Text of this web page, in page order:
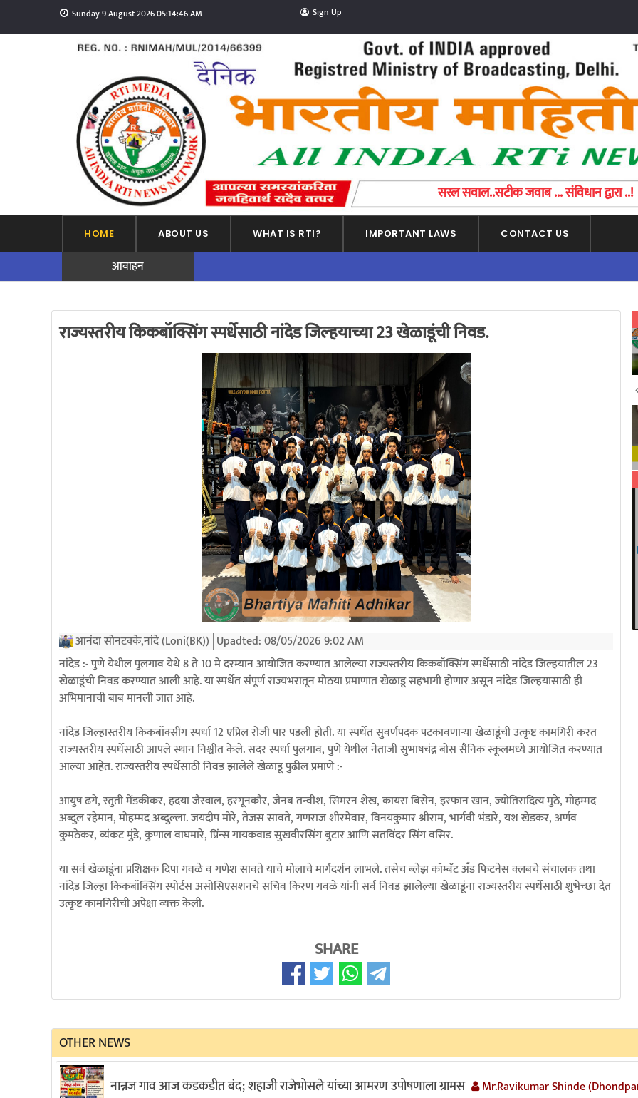
Sunday 9 August 2026 05:14:47 AM Sign Up
सरल सवाल..सटीक जवाब ... संविधान द्वारा ..!
HOME ABOUT US WHAT IS RTI? IMPORTANT LAWS CONTACT US
आवाहन
राज्यस्तरीय किकबॉक्सिंग स्पर्धेसाठी नांदेड जिल्हयाच्या 23 खेळाडूंची निवड.
आनंदा सोनटक्के,नांदे (Loni(BK)) Upadted:08/05/2026 9:02 AM
नांदेड :- पुणे येथील पुलगाव येथे 8 ते 10 मे दरम्यान आयोजित करण्यात आलेल्या राज्यस्तरीय किकबॉक्सिंग स्पर्धेसाठी नांदेड जिल्हयातील 23
खेळाडूंची निवड करण्यात आली आहे. या स्पर्धेत संपूर्ण राज्यभरातून मोठया प्रमाणात खेळाडू सहभागी होणार असून नांदेड जिल्हयासाठी ही
अभिमानाची बाब मानली जात आहे.
नांदेड जिल्हास्तरीय किकबॉक्सींग स्पर्धा 12 एप्रिल रोजी पार पडली होती. या स्पर्धेत सुवर्णपदक पटकावणाऱ्या खेळाडूंची उत्कृष्ट कामगिरी करत
राज्यस्तरीय स्पर्धेसाठी आपले स्थान निश्चीत केले. सदर स्पर्धा पुलगाव, पुणे येथील नेताजी सुभाषचंद्र बोस सैनिक स्कूलमध्ये आयोजित करण्यात
आल्या आहेत. राज्यस्तरीय स्पर्धेसाठी निवड झालेले खेळाडू पुढील प्रमाणे :-
आयुष ढगे, स्तुती मेंडकीकर, हदया जैस्वाल, हरगूनकौर, जैनब तन्वीश, सिमरन शेख, कायरा बिसेन, इरफान खान, ज्योतिरादित्य मुठे, मोहम्मद
अब्दुल रहेमान, मोहम्मद अब्दुल्ला. जयदीप मोरे, तेजस सावते, गणराज शीरमेवार, विनयकुमार श्रीराम, भार्गवी भंडारे, यश खेडकर, अर्णव
कुमठेकर, व्यंकट मुंडे, कुणाल वाघमारे, प्रिंन्स गायकवाड सुखवीरसिंग बुटार आणि सतविंदर सिंग वसिर.
या सर्व खेळाडूंना प्रशिक्षक दिपा गवळे व गणेश सावते याचे मोलाचे मार्गदर्शन लाभले. तसेच ब्लेझ कॉम्बॅट अँड फिटनेस क्लबचे संचालक तथा
नांदेड जिल्हा किकबॉक्सिंग स्पोर्टस असोसिएसशनचे सचिव किरण गवळे यांनी सर्व निवड झालेल्या खेळाडूंना राज्यस्तरीय स्पर्धेसाठी शुभेच्छा देत
उत्कृष्ट कामगिरीची अपेक्षा व्यक्त केली.
SHARE
All India RTi News Network
9/21/2020 12:57:33 AM
भारतीय माहिती अधिकार
7/27/2020 3:28:53 PM
OTHER NEWS
नान्नज गाव आज कडकडीत बंद; शहाजी राजेभोसले यांच्या आमरण उपोषणाला ग्रामस Mr.Ravikumar Shinde